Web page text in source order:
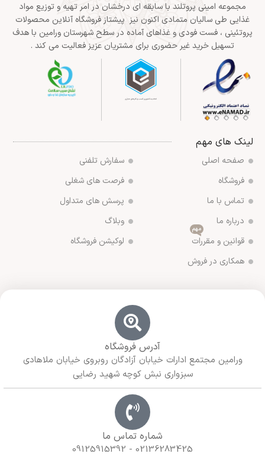
مجموعه امینی پروتلند با سابقه ای درخشان در امر تهیه و توزیع مواد
غذایی طی سالیان متمادی اکنون نیز پیشتاز فروشگاه آنلاین محصولات
پروتئینی ، فست فودی و غذاهای آماده در سطح شهرستان ورامین با هدف
تسهیل خرید غیر حضوری برای مشتریان عزیز فعالیت می کند .
لینک های مهم
صفحه اصلی
فروشگاه
تماس با ما
درباره ما
قوانین و مقررات
مهم
همکاری در فروش
سفارش تلفنی
فرصت های شغلی
پرسش های متداول
وبلاگ
لوکیشن فروشگاه
آدرس فروشگاه
ورامین مجتمع ادارات خیابان آزادگان روبروی خیابان ملاهادی
سبزواری نبش کوچه شهید رضایی
شماره تماس ما
02136283425 - 09125915392